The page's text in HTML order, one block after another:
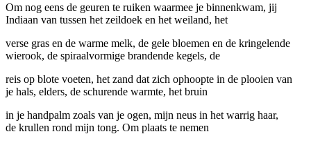
Om nog eens de geuren te ruiken waarmee je binnenkwam, jij
Indiaan van tussen het zeildoek en het weiland, het
verse gras en de warme melk, de gele bloemen en de kringelende
wierook, de spiraalvormige brandende kegels, de
reis op blote voeten, het zand dat zich ophoopte in de plooien van
je hals, elders, de schurende warmte, het bruin
in je handpalm zoals van je ogen, mijn neus in het warrig haar,
de krullen rond mijn tong. Om plaats te nemen